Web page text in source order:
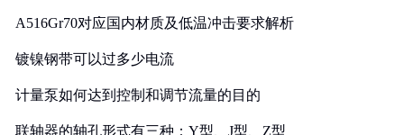
A516Gr70对应国内材质及低温冲击要求解析
镀镍钢带可以过多少电流
计量泵如何达到控制和调节流量的目的
联轴器的轴孔形式有三种：Y型、J型、Z型